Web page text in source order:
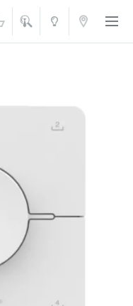
ŠVIESOS KONTAKTAI